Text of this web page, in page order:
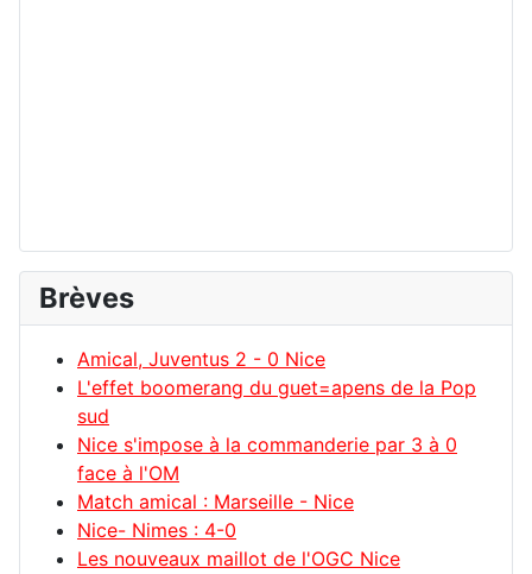
Brèves
Amical, Juventus 2 - 0 Nice
L'effet boomerang du guet=apens de la Pop
sud
Nice s'impose à la commanderie par 3 à 0
face à l'OM
Match amical : Marseille - Nice
Nice- Nimes : 4-0
Les nouveaux maillot de l'OGC Nice